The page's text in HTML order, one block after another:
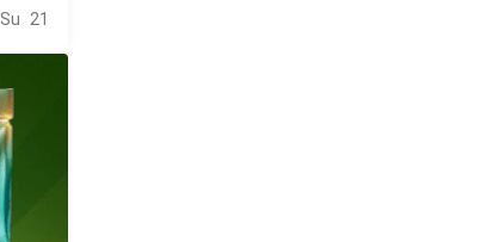
21 Su | آن